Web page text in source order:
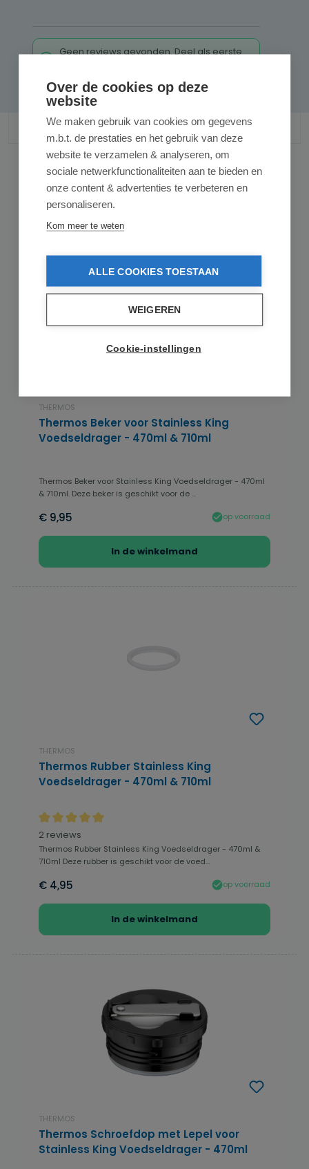
Geen reviews gevonden. Deel als eerste
Gerelateerde producten
THERMOS
Thermos Beker voor Stainless King
Voedseldrager - 470ml & 710ml
Thermos Beker voor Stainless King Voedseldrager - 470ml
& 710ml. Deze beker is geschikt voor de ...
€ 9,95 op voorraad
In de winkelmand
THERMOS
Thermos Rubber Stainless King
Voedseldrager - 470ml & 710ml
Gemiddelde waardering van 5 van 5 sterren
2 reviews
Thermos Rubber Stainless King Voedseldrager - 470ml &
710ml Deze rubber is geschikt voor de voed...
€ 4,95 op voorraad
In de winkelmand
THERMOS
Thermos Schroefdop met Lepel voor
Stainless King Voedseldrager - 470ml
Over de cookies op deze
website
We maken gebruik van cookies om gegevens
m.b.t. de prestaties en het gebruik van deze
website te verzamelen & analyseren, om
sociale netwerkfunctionaliteiten aan te bieden en
onze content & advertenties te verbeteren en
personaliseren.
Kom meer te weten
ALLE COOKIES TOESTAAN
WEIGEREN
Cookie-instellingen